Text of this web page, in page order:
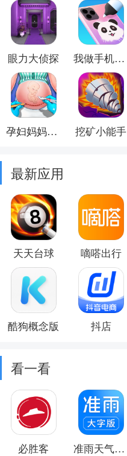
眼力大侦探 我做手机壳特好看
孕妇妈妈日记 挖矿小能手
最新应用
天天台球 嘀嗒出行
酷狗概念版 抖店
看一看
必胜客 准雨天气大字版